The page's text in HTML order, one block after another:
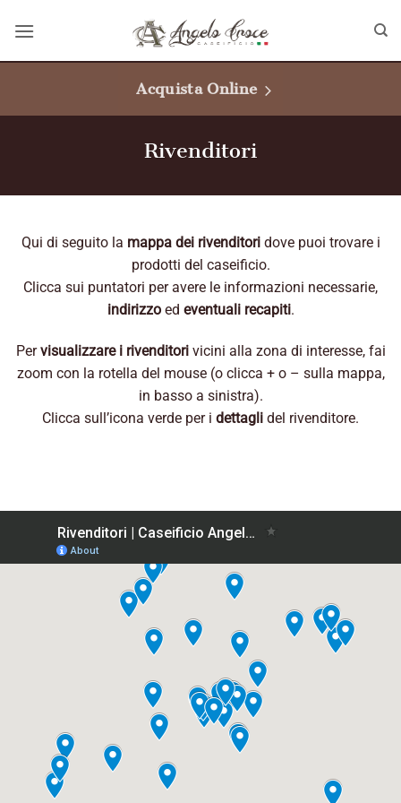
Acquista Online
Rivenditori
Qui di seguito la mappa dei rivenditoridove puoi trovare i
prodotti del caseificio.
Clicca sui puntatori per avere le informazioni necessarie,
indirizzoed eventuali recapiti.
Pervisualizzare i rivenditorivicini alla zona di interesse, fai
zoom con la rotella del mouse (o clicca + o – sulla mappa,
in basso a sinistra).
Clicca sull’icona verde per i dettagli del rivenditore.